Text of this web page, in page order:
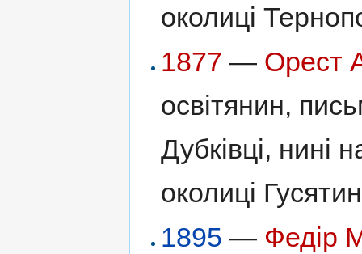
околиці
1877 — Орест
освітянин,
Дубківці, нині
околиці
1895 — Федір